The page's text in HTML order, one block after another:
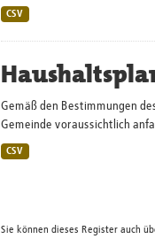
CSV
Gemäß den Bestimmungen
Gemeinde voraussichtlich
CSV
Sie können dieses Register auch